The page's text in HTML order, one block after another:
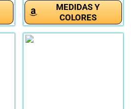
MEDIDAS Y
COLORES